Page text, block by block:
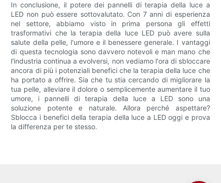
In conclusione, il potere dei pannelli di terapia della luce a
LED non può essere sottovalutato. Con 7 anni di esperienza
nel settore, abbiamo visto in prima persona gli effetti
trasformativi che la terapia della luce LED può avere sulla
salute della pelle, l'umore e il benessere generale. I vantaggi
di questa tecnologia sono davvero notevoli e man mano che
l'industria continua a evolversi, non vediamo l'ora di sbloccare
ancora di più i potenziali benefici che la terapia della luce che
ha portato a offrire. Sia che tu stia cercando di migliorare la
tua pelle, alleviare il dolore o semplicemente aumentare il tuo
umore, i pannelli di terapia della luce a LED sono una
soluzione potente e naturale. Allora perché aspettare?
Sblocca i benefici della terapia della luce a LED oggi e prova
la differenza per te stesso.